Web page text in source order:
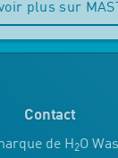
plus sur
Contact
de H2O